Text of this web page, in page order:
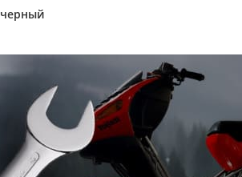
черный